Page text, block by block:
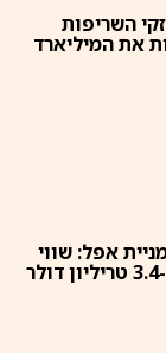
השריפות
את המיליארד
אפל: שווי